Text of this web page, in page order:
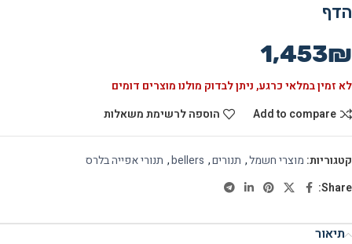
הדף
1,453₪
לא זמין במלאי כרגע, ניתן לבדוק מולנו מוצרים דומים
Add to compare
הוספה לרשימת משאלות
קטגוריות: מוצרי חשמל, תנורים,
bellers
, תנורי אפייה בלרס
Share:
תיאור